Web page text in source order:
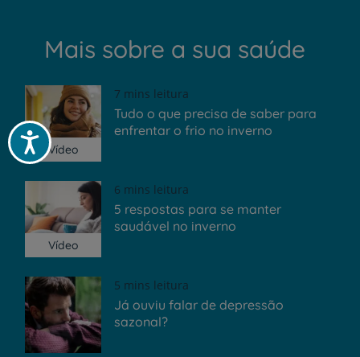
Acessibilidade
Mais sobre a sua saúde
Vídeo
7 mins leitura
Tudo o que precisa de saber para
enfrentar o frio no inverno
Vídeo
6 mins leitura
5 respostas para se manter
saudável no inverno
5 mins leitura
Já ouviu falar de depressão
sazonal?